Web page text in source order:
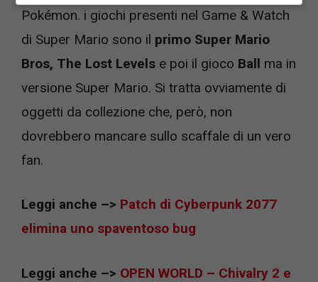
Pokémon. i giochi presenti nel Game & Watch
di Super Mario sono il primo Super Mario
Bros, The Lost Levels e poi il gioco Ball ma in
versione Super Mario. Si tratta ovviamente di
oggetti da collezione che, però, non
dovrebbero mancare sullo scaffale di un vero
fan.
Leggi anche –> Patch di Cyberpunk 2077
elimina uno spaventoso bug
Leggi anche –> OPEN WORLD – Chivalry 2 e